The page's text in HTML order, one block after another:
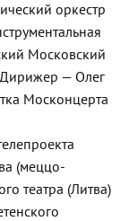
оркестр
Московский
— Олег
Москонцерта
(меццо-
театра (Литва)